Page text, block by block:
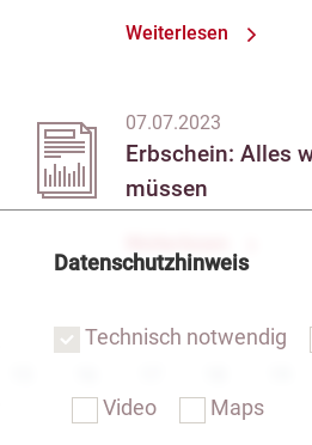
Weiterlesen
07.07.2023
Erbschein: Alles
müssen
Datenschutzhinweis
Technisch notwendig
Video Maps